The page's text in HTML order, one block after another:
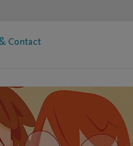
Contact
Algemene informatie
Coöperatie DELA
Vind een tussenpersoon
Contacteer mij